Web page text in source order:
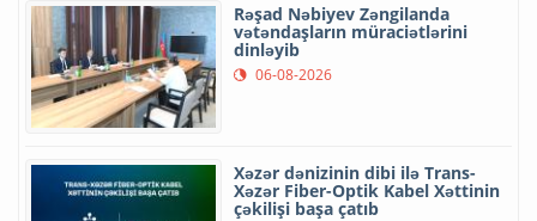
Rəşad Nəbiyev Zəngilanda
vətəndaşların müraciətlərini
dinləyib
06-08-2026
Xəzər dənizinin dibi ilə Trans-
Xəzər Fiber-Optik Kabel Xəttinin
çəkilişi başa çatıb